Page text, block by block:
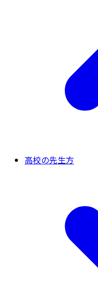
高校の先生方